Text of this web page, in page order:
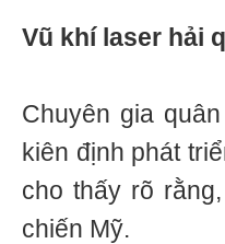
Vũ khí laser hải
Chuyên gia
kiên định phát
cho thấy rõ
chiến Mỹ.